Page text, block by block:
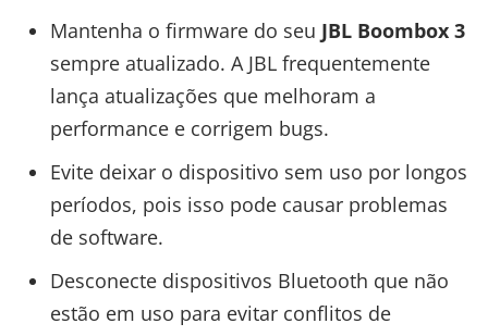
Mantenha o firmware do seu JBL Boombox 3
sempre atualizado. A JBL frequentemente
lança atualizações que melhoram a
performance e corrigem bugs.
Evite deixar o dispositivo sem uso por longos
períodos, pois isso pode causar problemas
de software.
Desconecte dispositivos Bluetooth que não
estão em uso para evitar conflitos de